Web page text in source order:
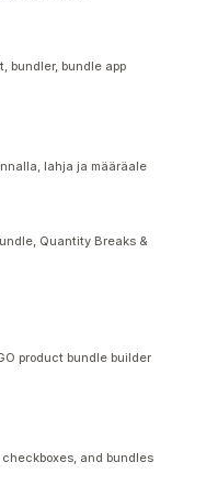
bundler, bundle app
lahja ja määräale
Quantity Breaks &
product bundle builder
and bundles